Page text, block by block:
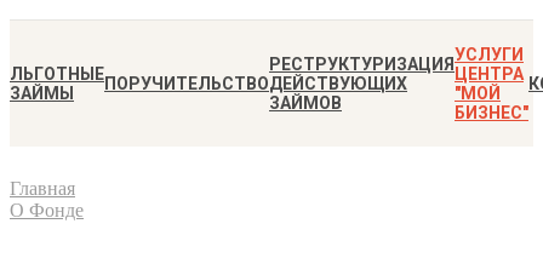
ЛЬГОТНЫЕ
ЗАЙМЫ
ПОРУЧИТЕЛЬСТВО
РЕСТРУКТУРИЗАЦИЯ
ДЕЙСТВУЮЩИХ
ЗАЙМОВ
УСЛУГИ
ЦЕНТРА
"МОЙ
БИЗНЕС"
Главная
О Фонде